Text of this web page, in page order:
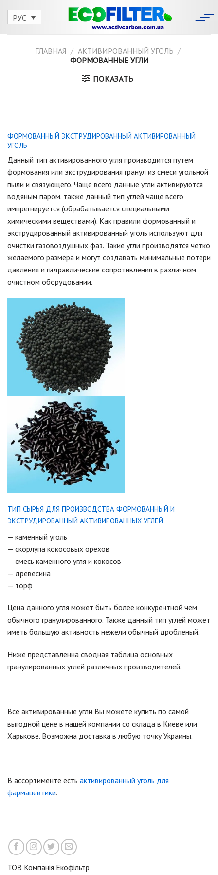
РУС
ГЛАВНАЯ / АКТИВИРОВАННЫЙ УГОЛЬ /
ФОРМОВАННЫЕ УГЛИ
ПОКАЗАТЬ
ФОРМОВАННЫЙ ЭКСТРУДИРОВАННЫЙ АКТИВИРОВАННЫЙ
УГОЛЬ
Данный тип активированного угля производится путем
формования или экструдирования гранул из смеси угольной
пыли и связующего. Чаще всего данные угли активируются
водяным паром. также данный тип углей чаще всего
импрегнируется (обрабатывается специальными
химическими веществами). Как правили формованный и
экструдированный активированный уголь используют для
очистки газовоздушных фаз. Такие угли производятся четко
желаемого размера и могут создавать минимальные потери
давления и гидравлические сопротивления в различном
очистном оборудовании.
ТИП СЫРЬЯ ДЛЯ ПРОИЗВОДСТВА ФОРМОВАННЫЙ И
ЭКСТРУДИРОВАННЫЙ АКТИВИРОВАННЫХ УГЛЕЙ
— каменный уголь
— скорлупа кокосовых орехов
— смесь каменного угля и кокосов
— древесина
— торф
Цена данного угля может быть более конкурентной чем
обычного гранулированного. Также данный тип углей может
иметь большую активность нежели обычный дробленый.
Ниже представленна сводная таблица основных
гранулированных углей различных производителей.
Все активированные угли Вы можете купить по самой
выгодной цене в нашей компании со склада в Киеве или
Харькове. Возможна доставка в любую точку Украины.
В ассортименте есть активированный уголь для
фармацевтики.
ТОВ Компанія Екофільтр